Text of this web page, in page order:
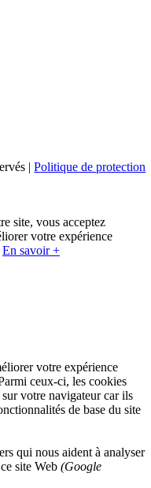
|Politique de protection
site, vous acceptez
votre expérience
En savoir +
votre expérience
ceux-ci, les cookies
sur votre navigateur car ils
de base du site
qui nous aident à analyser
site Web (Google